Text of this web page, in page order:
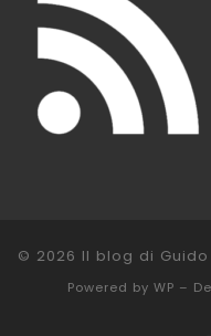
© 2026 Il blog di
Powered by WP –